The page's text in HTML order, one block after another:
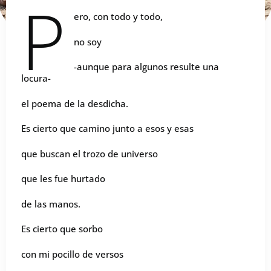
P ero, con todo y todo,
no soy
-aunque para algunos resulte una
locura-
el poema de la desdicha.
Es cierto que camino junto a esos y esas
que buscan el trozo de universo
que les fue hurtado
de las manos.
Es cierto que sorbo
con mi pocillo de versos